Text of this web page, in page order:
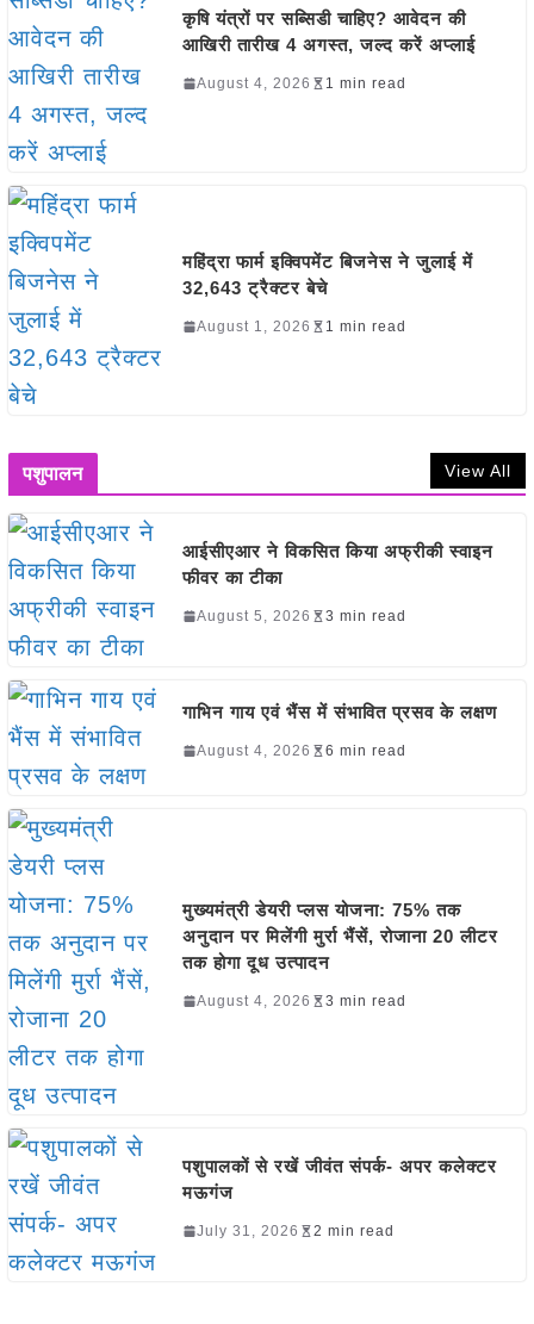
कृषि यंत्रों पर सब्सिडी चाहिए? आवेदन की
आखिरी तारीख 4 अगस्त, जल्द करें अप्लाई
August 4, 2026 1 min read
महिंद्रा फार्म इक्विपमेंट बिजनेस ने जुलाई में
32,643 ट्रैक्टर बेचे
August 1, 2026 1 min read
पशुपालन View All
आईसीएआर ने विकसित किया अफ्रीकी स्वाइन
फीवर का टीका
August 5, 2026 3 min read
गाभिन गाय एवं भैंस में संभावित प्रसव के लक्षण
August 4, 2026 6 min read
मुख्यमंत्री डेयरी प्लस योजना: 75% तक
अनुदान पर मिलेंगी मुर्रा भैंसें, रोजाना 20 लीटर
तक होगा दूध उत्पादन
August 4, 2026 3 min read
पशुपालकों से रखें जीवंत संपर्क- अपर कलेक्टर
मऊगंज
July 31, 2026 2 min read